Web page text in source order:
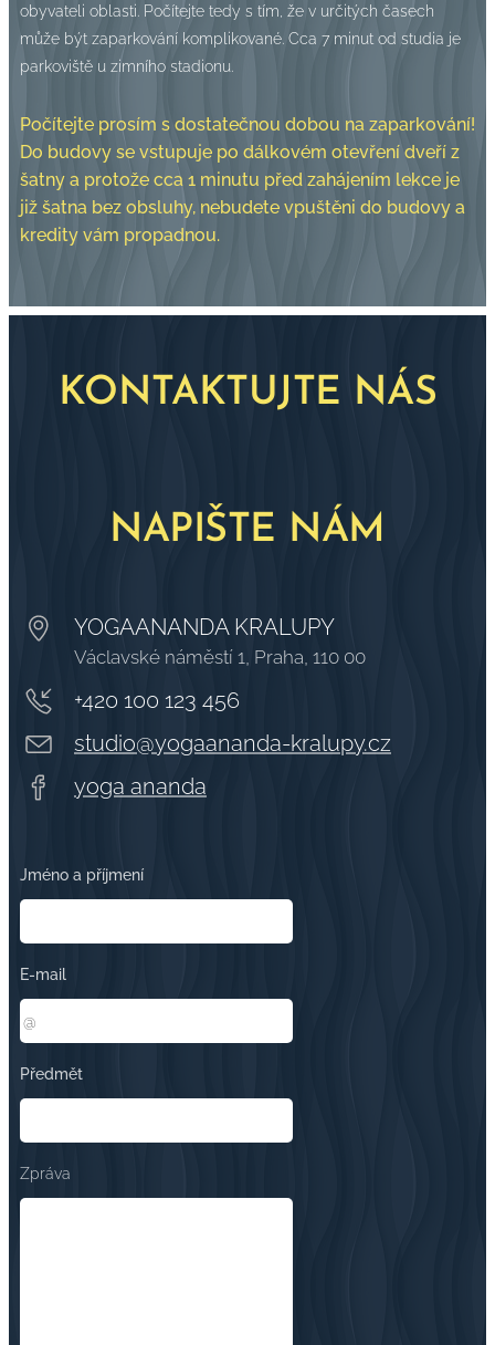
obyvateli oblasti. Počítejte tedy s tím, že v určitých časech
může být zaparkování komplikované. Cca 7 minut od studia je
parkoviště u zimního stadionu.
Počítejte prosím s dostatečnou dobou na zaparkování!
Do budovy se vstupuje po dálkovém otevření dveří z
šatny a protože cca 1 minutu před zahájením lekce je
již šatna bez obsluhy, nebudete vpuštěni do budovy a
kredity vám propadnou.
KONTAKTUJTE NÁS
NAPIŠTE NÁM
YOGAANANDA KRALUPY
Václavské náměstí 1, Praha, 110 00
+420 100 123 456
studio@yogaananda-kralupy.cz
yoga ananda
Jméno a příjmení
E-mail
Předmět
Zpráva